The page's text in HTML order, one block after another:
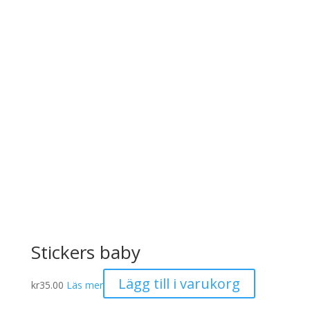
Stickers baby
kr35.00 Läs mer Lägg till i varukorg